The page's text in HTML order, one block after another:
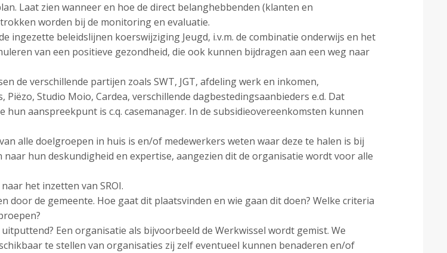
Laat zien wanneer en hoe de direct belanghebbenden (klanten en
worden bij de monitoring en evaluatie.
ingezette beleidslijnen koerswijziging Jeugd, i.v.m. de combinatie onderwijs en het
van een positieve gezondheid, die ook kunnen bijdragen aan een weg naar
de verschillende partijen zoals SWT, JGT, afdeling werk en inkomen,
Studio Moio, Cardea, verschillende dagbestedingsaanbieders e.d. Dat
hun aanspreekpunt is c.q. casemanager. In de subsidieovereenkomsten kunnen
alle doelgroepen in huis is en/of medewerkers weten waar deze te halen is bij
naar hun deskundigheid en expertise, aangezien dit de organisatie wordt voor alle
het inzetten van SROI.
door de gemeente. Hoe gaat dit plaatsvinden en wie gaan dit doen? Welke criteria
Een organisatie als bijvoorbeeld de Werkwissel wordt gemist. We
te stellen van organisaties zij zelf eventueel kunnen benaderen en/of